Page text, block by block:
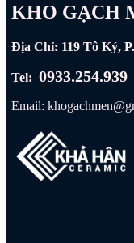
KHO GẠCH
Địa Chỉ: 119 Tô Ký,
Tel:0933.254.939
Email: